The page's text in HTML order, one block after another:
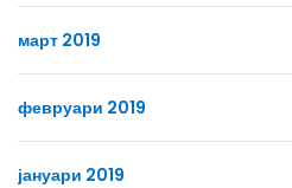
март 2019
февруари 2019
јануари 2019